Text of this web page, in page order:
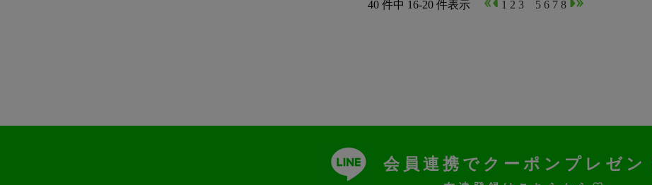
40 件中 16-20 件表示 1 2 3 5 6 7 8
会員連携でクーポンプレゼン